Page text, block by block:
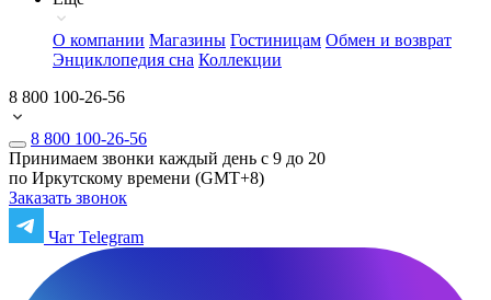
О компании Магазины Гостиницам Обмен и возврат
Энциклопедия сна Коллекции
8 800 100-26-56
8 800 100-26-56
Принимаем звонки каждый день с 9 до 20
по Иркутскому времени (GMT+8)
Заказать звонок
Чат Telegram